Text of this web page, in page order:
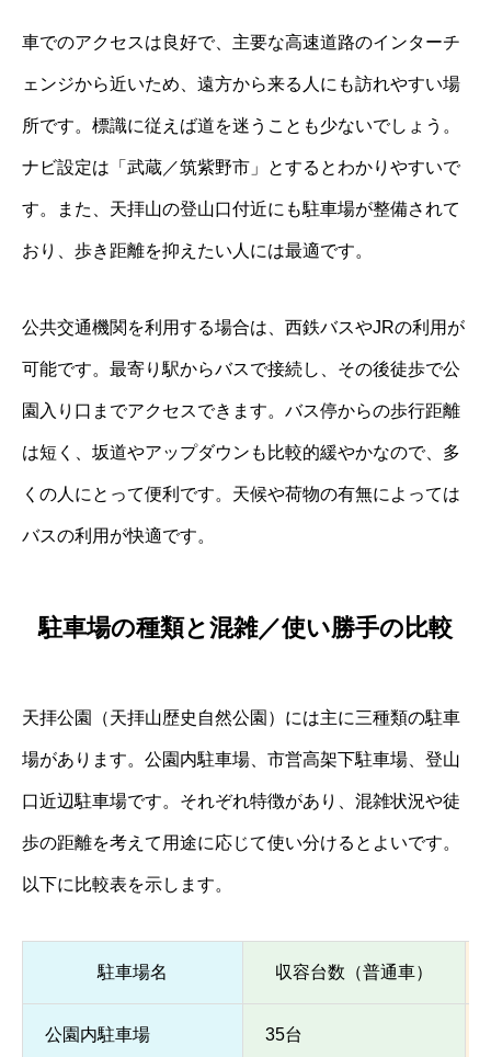
車でのアクセスは良好で、主要な高速道路のインターチ
ェンジから近いため、遠方から来る人にも訪れやすい場
所です。標識に従えば道を迷うことも少ないでしょう。
ナビ設定は「武蔵／筑紫野市」とするとわかりやすいで
す。また、天拝山の登山口付近にも駐車場が整備されて
おり、歩き距離を抑えたい人には最適です。
公共交通機関を利用する場合は、西鉄バスやJRの利用が
可能です。最寄り駅からバスで接続し、その後徒歩で公
園入り口までアクセスできます。バス停からの歩行距離
は短く、坂道やアップダウンも比較的緩やかなので、多
くの人にとって便利です。天候や荷物の有無によっては
バスの利用が快適です。
駐車場の種類と混雑／使い勝手の比較
天拝公園（天拝山歴史自然公園）には主に三種類の駐車
場があります。公園内駐車場、市営高架下駐車場、登山
口近辺駐車場です。それぞれ特徴があり、混雑状況や徒
歩の距離を考えて用途に応じて使い分けるとよいです。
以下に比較表を示します。
駐車場名 収容台数（普通車）
公園内駐車場 35台